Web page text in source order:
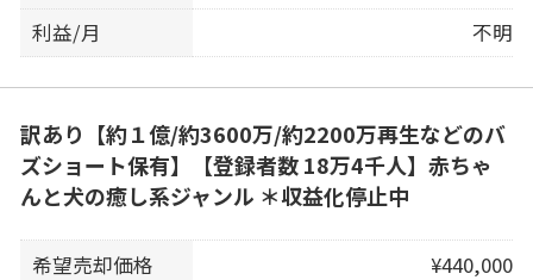
利益/月
不明
訳あり【約１億/約3600万/約2200万再生などのバ
ズショート保有】【登録者数 18万4千人】赤ちゃ
んと犬の癒し系ジャンル ＊収益化停止中
希望売却価格
¥440,000